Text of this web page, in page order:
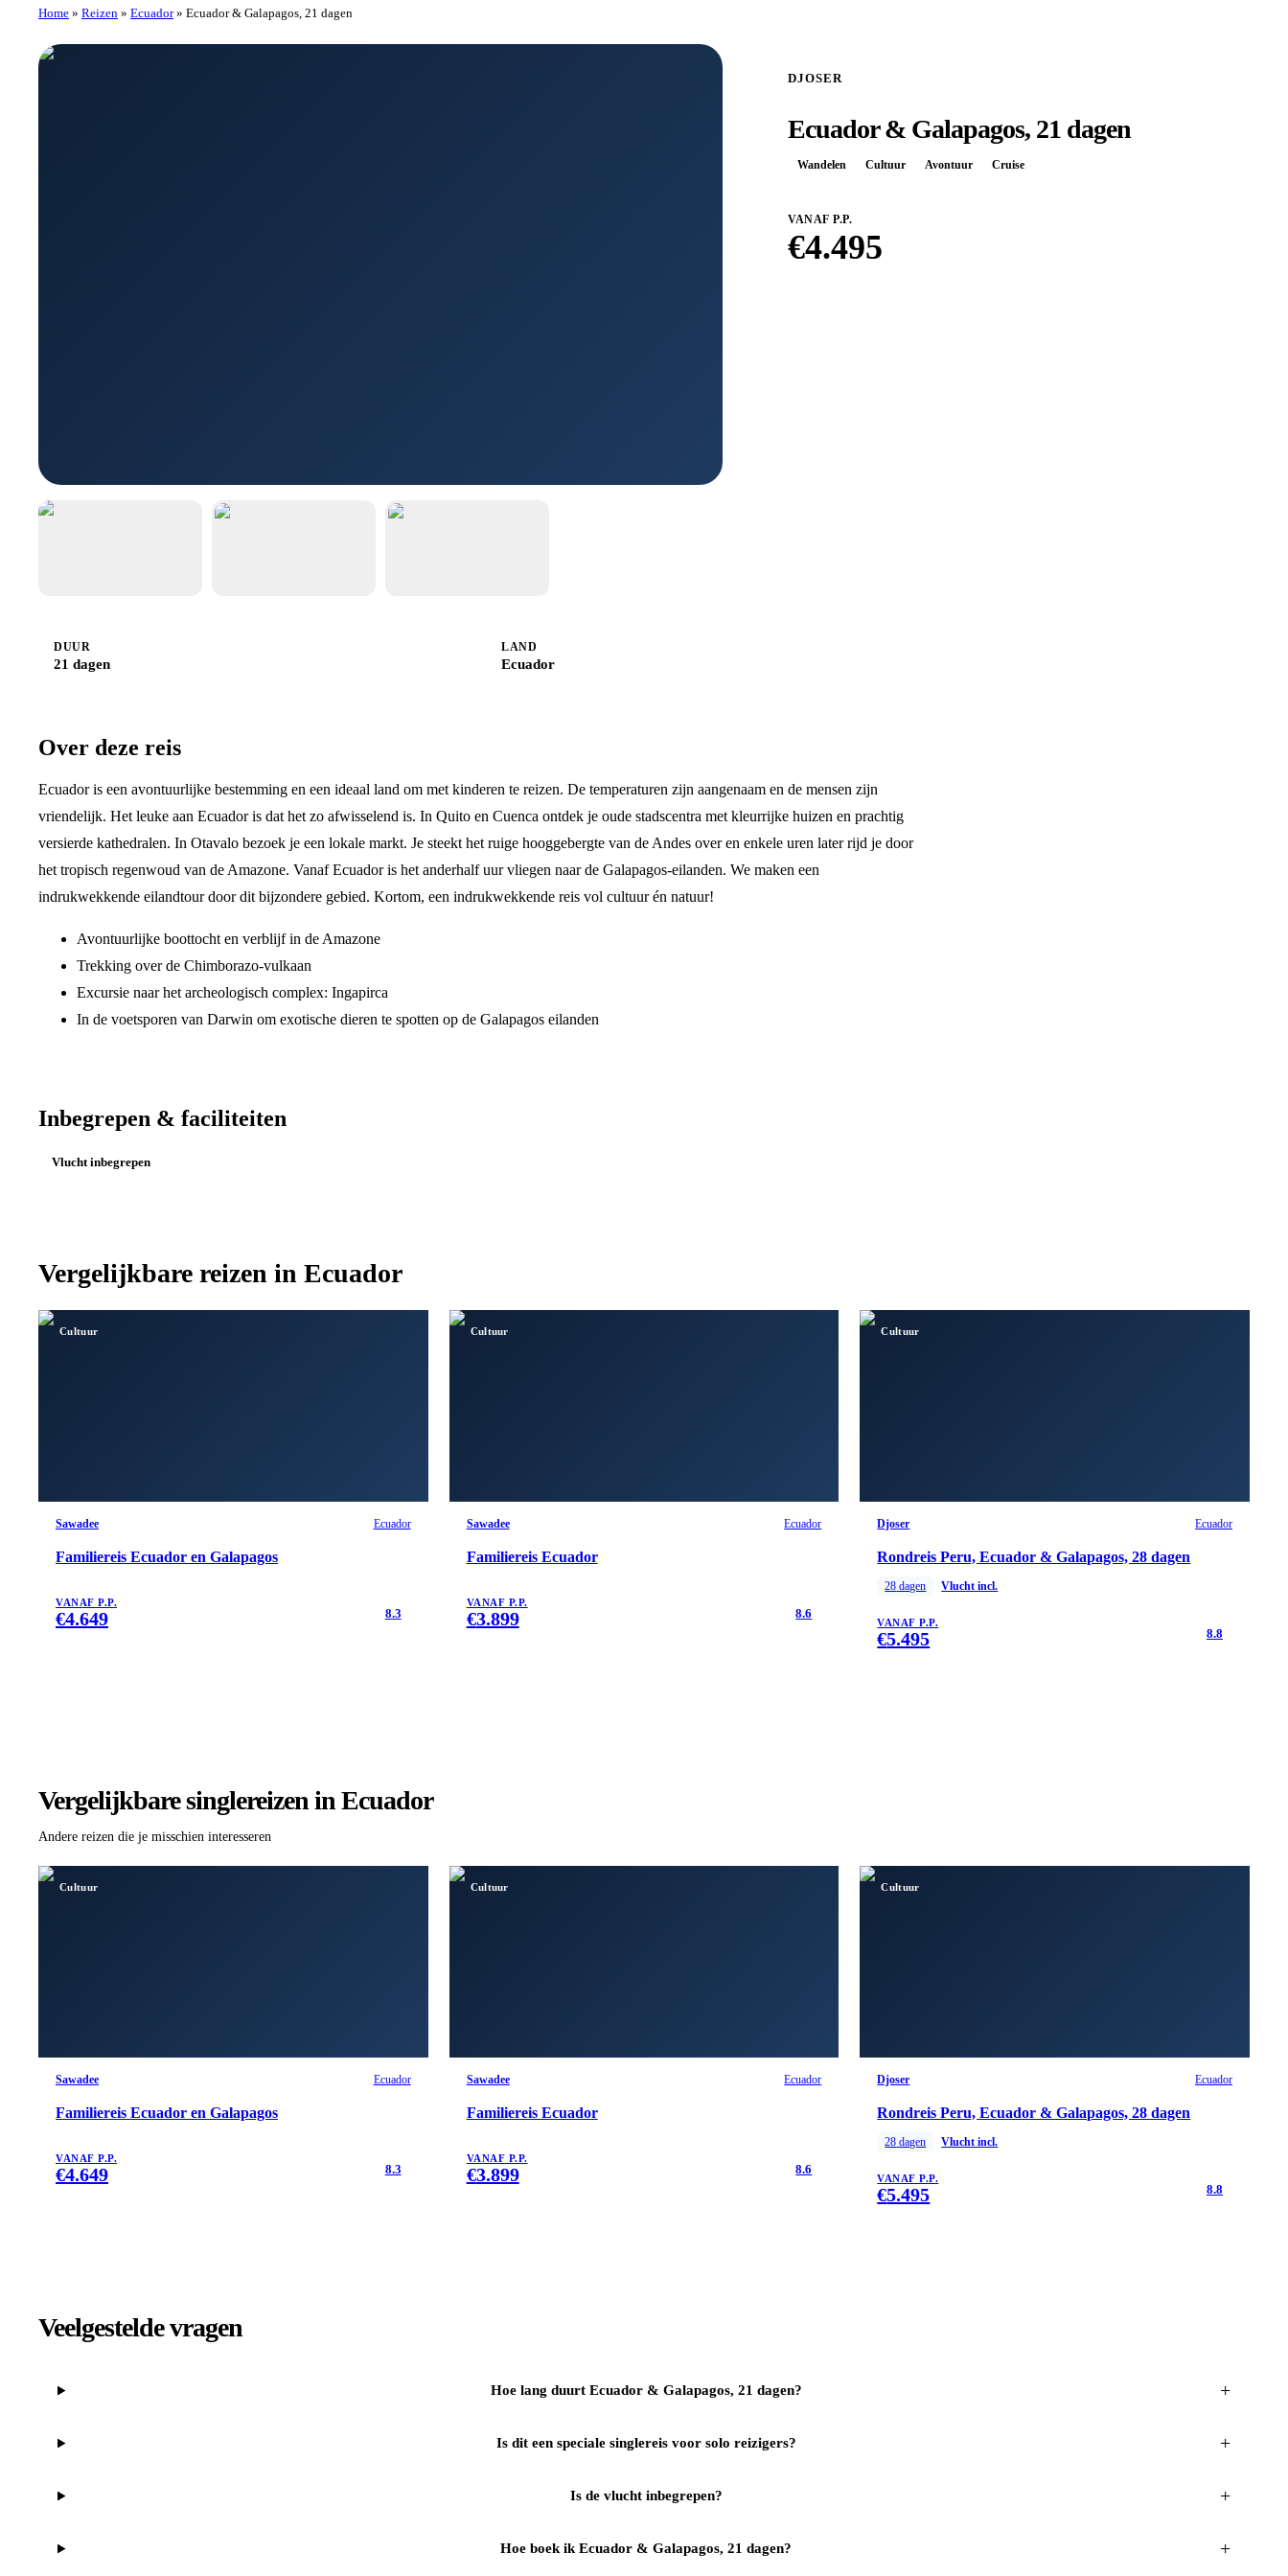
Home » Reizen » Ecuador » Ecuador & Galapagos, 21 dagen
DJOSER
Ecuador & Galapagos, 21 dagen
Wandelen Cultuur Avontuur Cruise
VANAF P.P.
€4.495
DUUR
21 dagen
LAND
Ecuador
Over deze reis
Ecuador is een avontuurlijke bestemming en een ideaal land om met kinderen te reizen. De temperaturen zijn aangenaam en de mensen zijn
vriendelijk. Het leuke aan Ecuador is dat het zo afwisselend is. In Quito en Cuenca ontdek je oude stadscentra met kleurrijke huizen en prachtig
versierde kathedralen. In Otavalo bezoek je een lokale markt. Je steekt het ruige hooggebergte van de Andes over en enkele uren later rijd je door
het tropisch regenwoud van de Amazone. Vanaf Ecuador is het anderhalf uur vliegen naar de Galapagos-eilanden. We maken een
indrukwekkende eilandtour door dit bijzondere gebied. Kortom, een indrukwekkende reis vol cultuur én natuur!
Avontuurlijke boottocht en verblijf in de Amazone
Trekking over de Chimborazo-vulkaan
Excursie naar het archeologisch complex: Ingapirca
In de voetsporen van Darwin om exotische dieren te spotten op de Galapagos eilanden
Inbegrepen & faciliteiten
Vlucht inbegrepen
Vergelijkbare reizen in Ecuador
Cultuur
Sawadee Ecuador
Familiereis Ecuador en Galapagos
VANAF P.P.
€4.649 8.3
Cultuur
Sawadee Ecuador
Familiereis Ecuador
VANAF P.P.
€3.899 8.6
Cultuur
Djoser Ecuador
Rondreis Peru, Ecuador & Galapagos, 28 dagen
28 dagen Vlucht incl.
VANAF P.P.
€5.495 8.8
Vergelijkbare singlereizen in Ecuador
Andere reizen die je misschien interesseren
Cultuur
Sawadee Ecuador
Familiereis Ecuador en Galapagos
VANAF P.P.
€4.649 8.3
Cultuur
Sawadee Ecuador
Familiereis Ecuador
VANAF P.P.
€3.899 8.6
Cultuur
Djoser Ecuador
Rondreis Peru, Ecuador & Galapagos, 28 dagen
28 dagen Vlucht incl.
VANAF P.P.
€5.495 8.8
Veelgestelde vragen
Hoe lang duurt Ecuador & Galapagos, 21 dagen? +
Is dit een speciale singlereis voor solo reizigers? +
Is de vlucht inbegrepen? +
Hoe boek ik Ecuador & Galapagos, 21 dagen? +